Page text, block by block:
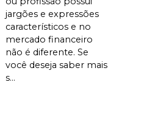
jargões e expressões
característicos e no
mercado financeiro
não é diferente. Se
você deseja saber mais
s...